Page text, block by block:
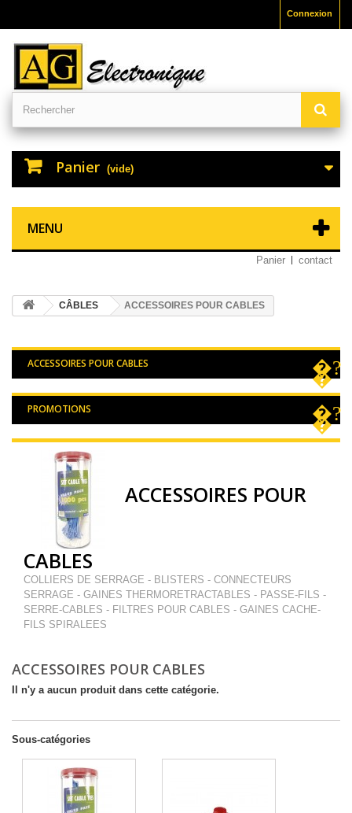
Connexion
Panier (vide)
MENU
Panier contact
CÂBLES ACCESSOIRES POUR CABLES
ACCESSOIRES POUR CABLES
PROMOTIONS
ACCESSOIRES POUR
CABLES
COLLIERS DE SERRAGE - BLISTERS - CONNECTEURS
SERRAGE - GAINES THERMORETRACTABLES - PASSE-FILS -
SERRE-CABLES - FILTRES POUR CABLES - GAINES CACHE-
FILS SPIRALEES
ACCESSOIRES POUR CABLES
Il n'y a aucun produit dans cette catégorie.
Sous-catégories